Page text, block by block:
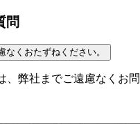
問
くおたずねください。
、弊社までご遠慮なくお